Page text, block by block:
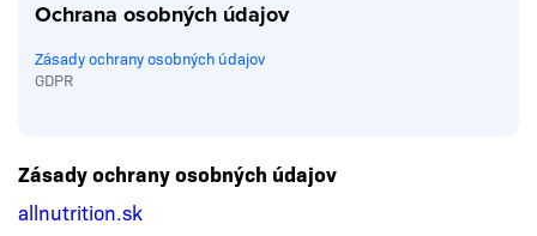
Ochrana osobných údajov
Zásady ochrany osobných údajov
GDPR
Zásady ochrany osobných údajov
allnutrition.sk